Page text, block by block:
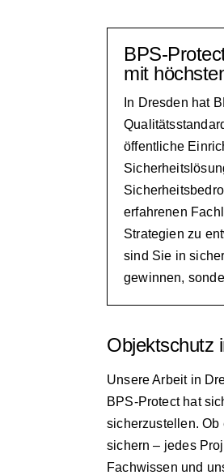
BPS-
mit
In Dresden hat
öffentliche
erfahrenen
Strategien zu
sind Sie in
gewinnen,
Objektschutz
Unsere Arbeit in
BPS-Protect hat
sicherzustellen. Ob
sichern – jedes
Fachwissen und